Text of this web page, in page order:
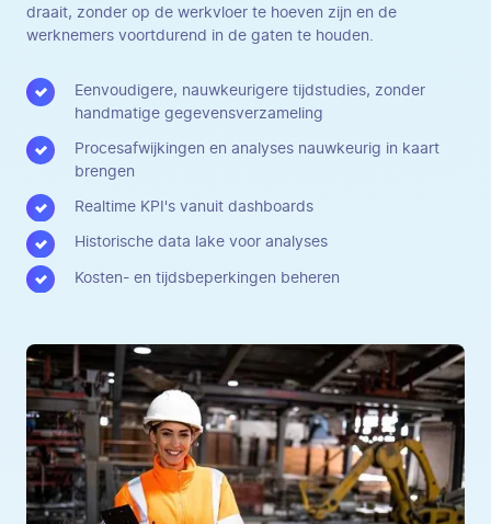
draait, zonder op de werkvloer te hoeven zijn en de
werknemers voortdurend in de gaten te houden.
Eenvoudigere, nauwkeurigere tijdstudies, zonder
handmatige gegevensverzameling
Procesafwijkingen en analyses nauwkeurig in kaart
brengen
Realtime KPI's vanuit dashboards
Historische data lake voor analyses
Kosten- en tijdsbeperkingen beheren